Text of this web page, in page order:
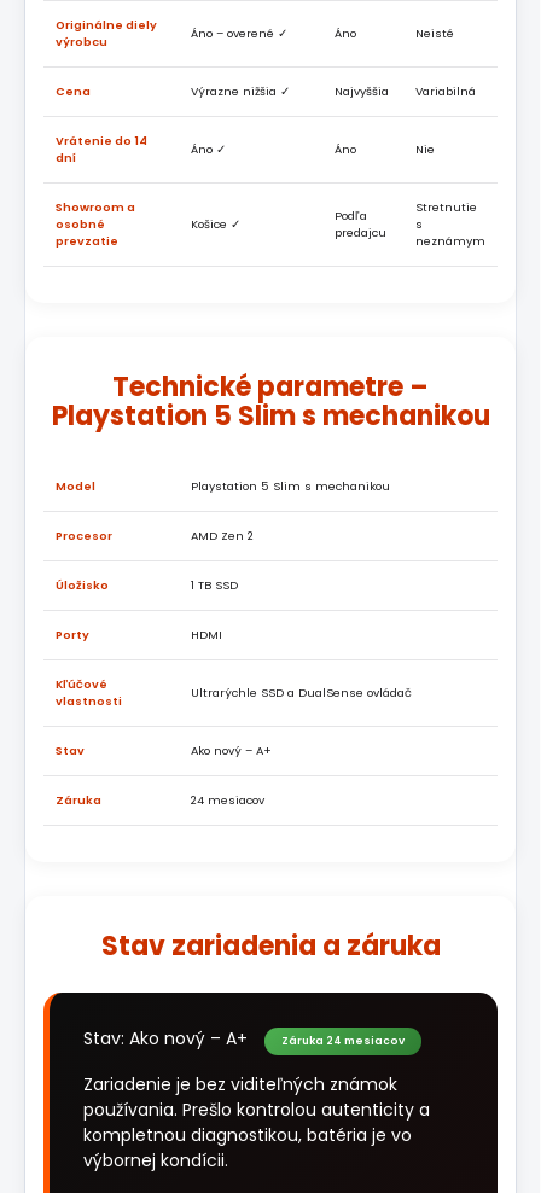
Originálne diely
výrobcu
Áno – overené ✓ Áno Neisté
Cena Výrazne nižšia ✓ Najvyššia Variabilná
Vrátenie do 14
dní
Áno ✓ Áno Nie
Showroom a
osobné
prevzatie
Košice ✓
Podľa
predajcu
Stretnutie
s
neznámym
Technické parametre –
Playstation 5 Slim s mechanikou
Model Playstation 5 Slim s mechanikou
Procesor AMD Zen 2
Úložisko 1 TB SSD
Porty HDMI
Kľúčové
vlastnosti
Ultrarýchle SSD a DualSense ovládač
Stav Ako nový – A+
Záruka 24 mesiacov
Stav zariadenia a záruka
Stav: Ako nový – A+ Záruka 24 mesiacov
Zariadenie je bez viditeľných známok
používania. Prešlo kontrolou autenticity a
kompletnou diagnostikou, batéria je vo
výbornej kondícii.